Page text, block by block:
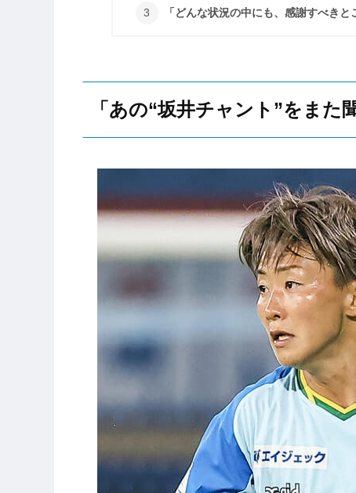
「どんな状況の中にも、感謝すべき
「あの“坂井チャント”をま